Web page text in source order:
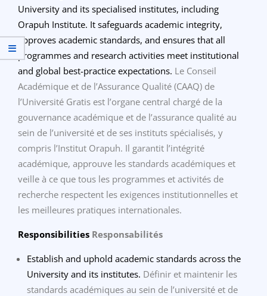
University and its specialised institutes, including
Orapuh Institute. It safeguards academic integrity,
approves academic standards, and ensures that all
programmes and research activities meet institutional
and global best-practice expectations. Le Conseil
Académique et de l’Assurance Qualité (CAAQ) de
l’Université Gratis est l’organe central chargé de la
gouvernance académique et de l’assurance qualité au
sein de l’université et de ses instituts spécialisés, y
compris l’Institut Orapuh. Il garantit l’intégrité
académique, approuve les standards académiques et
veille à ce que tous les programmes et activités de
recherche respectent les exigences institutionnelles et
les meilleures pratiques internationales.
Responsibilities Responsabilités
Establish and uphold academic standards across the
University and its institutes. Définir et maintenir les
standards académiques au sein de l’université et de